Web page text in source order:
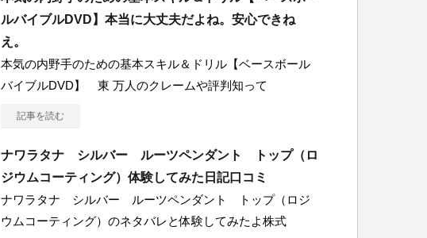
ルバイブルDVD】本当に大丈夫だよね。安心できね
え。
本気の内野手のための基本スキル＆ドリル【ベースボール
バイブルDVD】 東 万人のクレームや評判知って
記事を読む
ナワラタナ シルバー ルーツペンダント トップ（ロ
ジウムコーティング）体験してみた日記口コミ
ナワラタナ シルバー ルーツペンダント トップ（ロジ
ウムコーティング）のネタバレと体験してみたよ株式